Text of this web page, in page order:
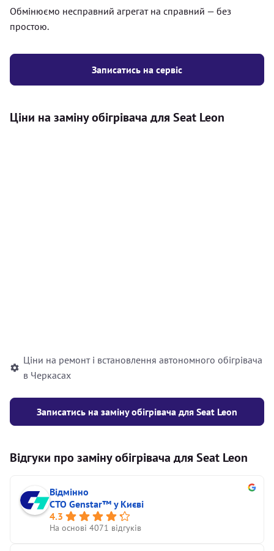
Записатись на сервіс
Обмінюємо несправний агрегат на справний — без
простою.
Ціни на заміну обігрівача для Seat Leon
Ціни на ремонт і встановлення автономного обігрівача
в Черкасах
Записатись на заміну обігрівача для Seat Leon
Відгуки про заміну обігрівача для Seat Leon
Відмінно
СТО Genstar™ у Києві
4.3
На основі 4071 відгуків